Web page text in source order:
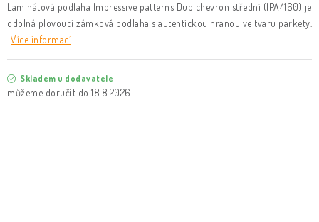
Laminátová podlaha Impressive patterns Dub chevron střední (IPA4160) je
odolná plovoucí zámková podlaha s autentickou hranou ve tvaru parkety.
Více informací
Skladem u dodavatele
18.8.2026